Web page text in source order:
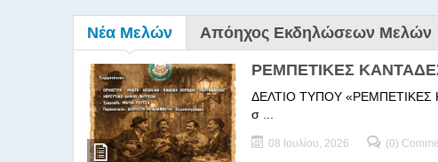
Νέα Μελών Απόηχος Εκδηλώσεων Μελών
ΡΕΜΠΕΤΙΚΕΣ
ΔΕΛΤΙΟ ΤΥΠΟΥ «ΡΕΜΠΕΤΙΚΕΣ
σ ...
08 Ιουλίου, 2026 (0)